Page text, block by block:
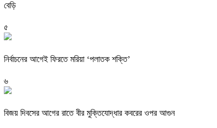
বেড়ি
৫
নির্বাচনের আগেই ফিরতে মরিয়া ‘পলাতক শক্তি’
৬
বিজয় দিবসের আগের রাতে বীর মুক্তিযোদ্ধার কবরের ওপর আগুন